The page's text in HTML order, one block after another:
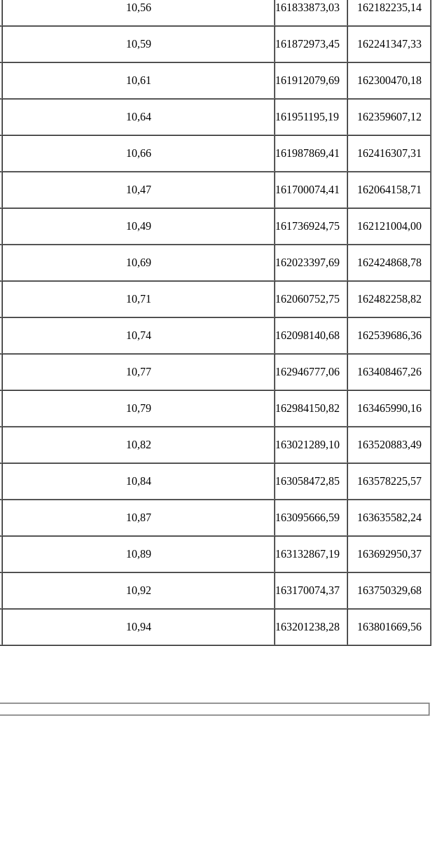
10,56 161833873,03 162182235,14
10,59 161872973,45 162241347,33
10,61 161912079,69 162300470,18
10,64 161951195,19 162359607,12
10,66 161987869,41 162416307,31
10,47 161700074,41 162064158,71
10,49 161736924,75 162121004,00
10,69 162023397,69 162424868,78
10,71 162060752,75 162482258,82
10,74 162098140,68 162539686,36
10,77 162946777,06 163408467,26
10,79 162984150,82 163465990,16
10,82 163021289,10 163520883,49
10,84 163058472,85 163578225,57
10,87 163095666,59 163635582,24
10,89 163132867,19 163692950,37
10,92 163170074,37 163750329,68
10,94 163201238,28 163801669,56